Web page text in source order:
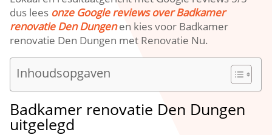
dus lees onze Google reviews over Badkamer
renovatie Den Dungenen kies voor Badkamer
renovatie Den Dungen met Renovatie Nu.​
Inhoudsopgaven
Badkamer renovatie Den Dungen
uitgelegd